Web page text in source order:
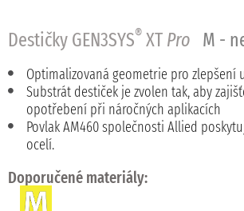
Destičky GEN3SYS® XT Pro M -
Optimalizovaná geometrie pro
Substrát destiček je zvolen tak, aby
opotřebení při náročných aplikacích
Povlak AM460 společnosti Allied
ocelí.
Doporučené materiály: